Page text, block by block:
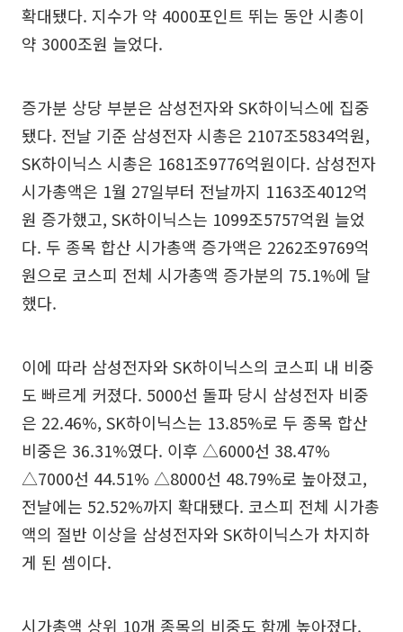
확대됐다. 지수가 약 4000포인트 뛰는 동안 시총이
약 3000조원 늘었다.
증가분 상당 부분은 삼성전자와 SK하이닉스에 집중
됐다. 전날 기준 삼성전자 시총은 2107조5834억원,
SK하이닉스 시총은 1681조9776억원이다. 삼성전자
시가총액은 1월 27일부터 전날까지 1163조4012억
원 증가했고, SK하이닉스는 1099조5757억원 늘었
다. 두 종목 합산 시가총액 증가액은 2262조9769억
원으로 코스피 전체 시가총액 증가분의 75.1%에 달
했다.
이에 따라 삼성전자와 SK하이닉스의 코스피 내 비중
도 빠르게 커졌다. 5000선 돌파 당시 삼성전자 비중
은 22.46%, SK하이닉스는 13.85%로 두 종목 합산
비중은 36.31%였다. 이후 △6000선 38.47%
△7000선 44.51% △8000선 48.79%로 높아졌고,
전날에는 52.52%까지 확대됐다. 코스피 전체 시가총
액의 절반 이상을 삼성전자와 SK하이닉스가 차지하
게 된 셈이다.
시가총액 상위 10개 종목의 비중도 함께 높아졌다.